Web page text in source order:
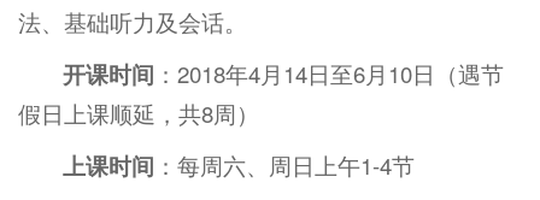
法、基础听力及会话。
开课时间 ：2018年4月14日至6月10日（遇节
假日上课顺延，共8周）
上课时间 ：每周六、周日上午1-4节